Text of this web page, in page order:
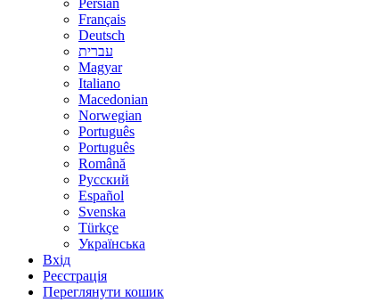
Persian
Français
Deutsch
עברית
Magyar
Italiano
Macedonian
Norwegian
Português
Português
Română
Русский
Español
Svenska
Türkçe
Українська
Вхід
Реєстрація
Переглянути кошик